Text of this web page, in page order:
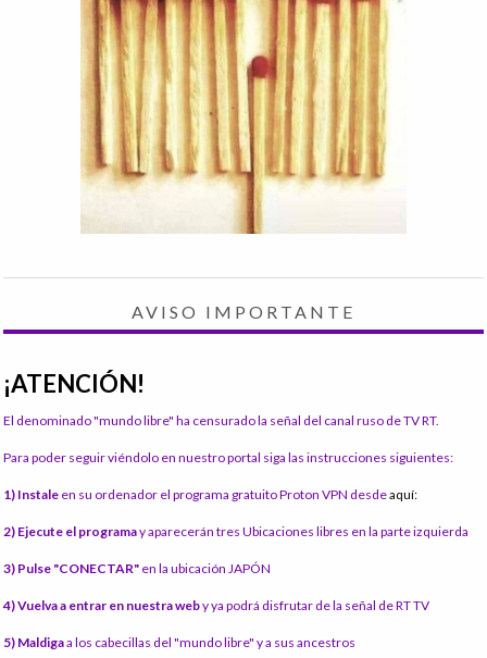
AVISO IMPORTANTE
¡ATENCIÓN!
El denominado "mundo libre" ha censurado la señal del canal ruso de TV RT.
Para poder seguir viéndolo en nuestro portal siga las instrucciones siguientes:
1) Instale en su ordenador el programa gratuito Proton VPN desdeaquí:
2) Ejecute el programay aparecerán tres Ubicaciones libres en la parte izquierda
3) Pulse "CONECTAR" en la ubicación JAPÓN
4) Vuelva a entrar en nuestra weby ya podrá disfrutar de la señal de RT TV
5) Maldigaa los cabecillas del "mundo libre" y a sus ancestros